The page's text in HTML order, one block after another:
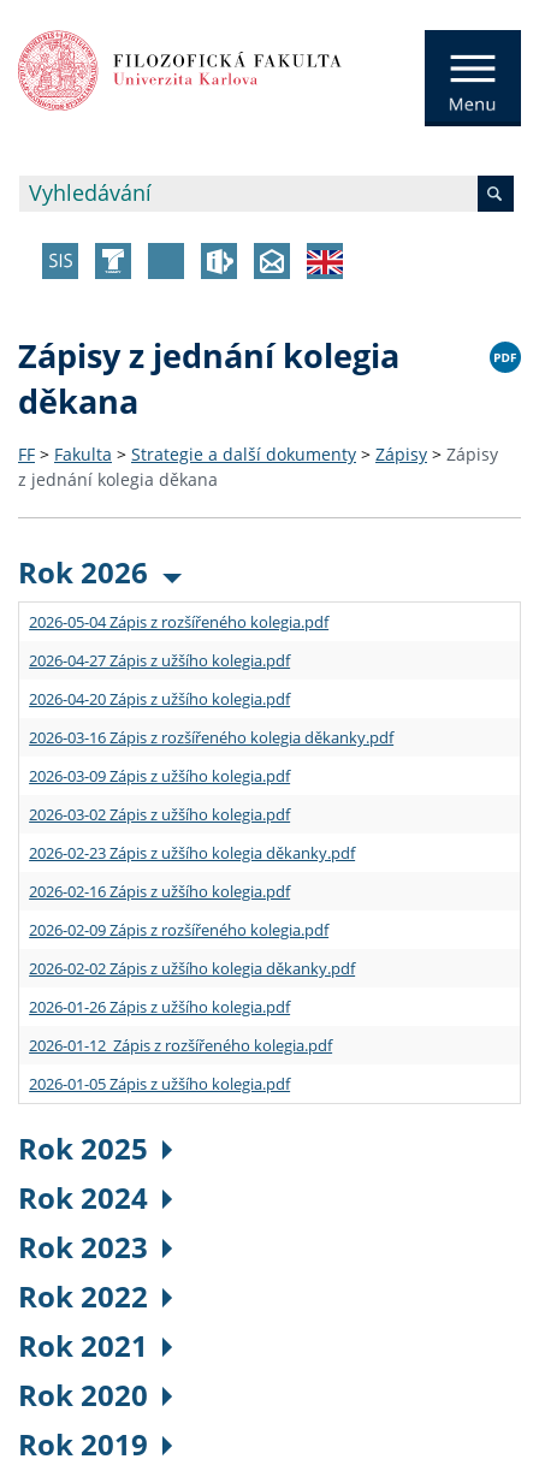
Zápisy z jednání kolegia
děkana
FF > Fakulta > Strategie a další dokumenty > Zápisy > Zápisy
z jednání kolegia děkana
Rok 2026
2026-05-04 Zápis z rozšířeného kolegia.pdf
2026-04-27 Zápis z užšího kolegia.pdf
2026-04-20 Zápis z užšího kolegia.pdf
2026-03-16 Zápis z rozšířeného kolegia děkanky.pdf
2026-03-09 Zápis z užšího kolegia.pdf
2026-03-02 Zápis z užšího kolegia.pdf
2026-02-23 Zápis z užšího kolegia děkanky.pdf
2026-02-16 Zápis z užšího kolegia.pdf
2026-02-09 Zápis z rozšířeného kolegia.pdf
2026-02-02 Zápis z užšího kolegia děkanky.pdf
2026-01-26 Zápis z užšího kolegia.pdf
2026-01-12 Zápis z rozšířeného kolegia.pdf
2026-01-05 Zápis z užšího kolegia.pdf
Rok 2025
Rok 2024
Rok 2023
Rok 2022
Rok 2021
Rok 2020
Rok 2019